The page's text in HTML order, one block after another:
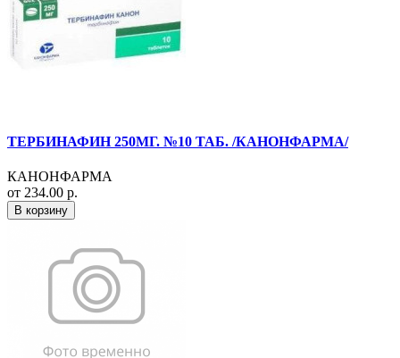
ТЕРБИНАФИН 250МГ. №10 ТАБ. /КАНОНФАРМА/
КАНОНФАРМА
от 234.00 р.
В корзину